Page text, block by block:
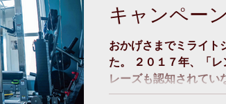
キャンペー
おかげさまでミライト
た。 ２０１７年、「
レーズも認知されてい
タートさせた「パーソ